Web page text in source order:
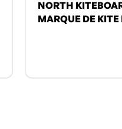
NORTH
MARQUE DE KITE